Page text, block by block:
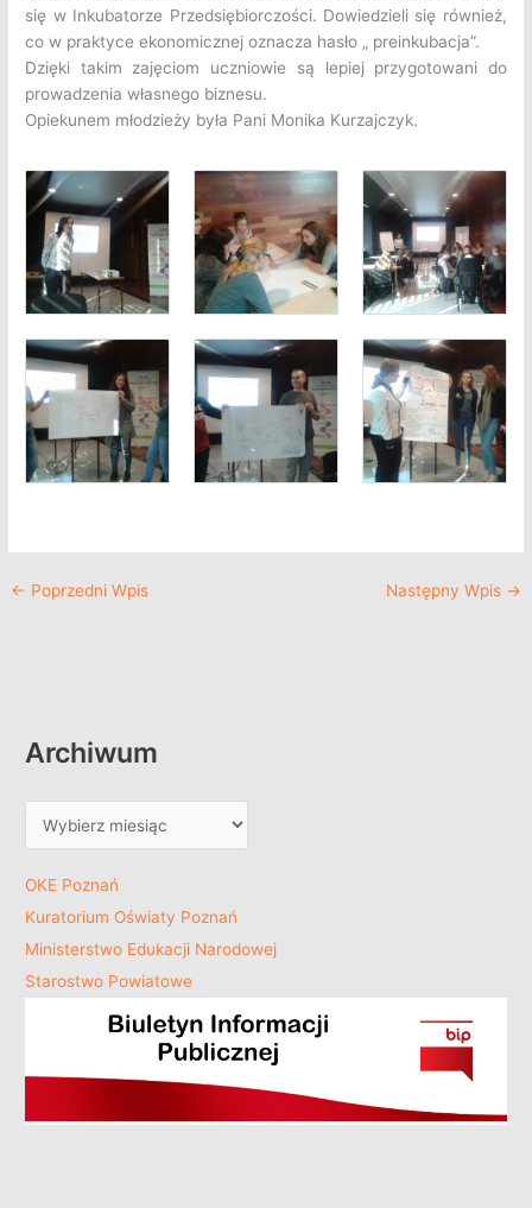
się w Inkubatorze Przedsiębiorczości. Dowiedzieli się również,
co w praktyce ekonomicznej oznacza hasło „ preinkubacja”.
Dzięki takim zajęciom uczniowie są lepiej przygotowani do
prowadzenia własnego biznesu.
Opiekunem młodzieży była Pani Monika Kurzajczyk.
← Poprzedni Wpis Następny Wpis →
Archiwum
OKE Poznań
Kuratorium Oświaty Poznań
Ministerstwo Edukacji Narodowej
Starostwo Powiatowe